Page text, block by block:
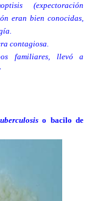
(expectoración
eran bien conocidas,
contagiosa.
familiares, llevó a
o bacilo de